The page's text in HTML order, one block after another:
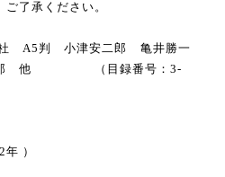
了承ください。
A5判 小津安二郎 亀井勝一
郎 他 （目録番号：3-
）